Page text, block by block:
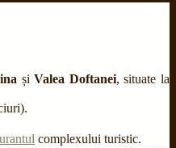
șiValea Doftanei, situate la
complexului turistic.